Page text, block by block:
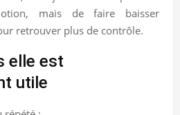
mais de faire baisser
retrouver plus de contrôle.
elle est
utile